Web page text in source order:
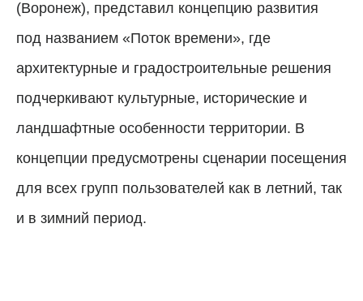
(Воронеж), представил концепцию развития
под названием «Поток времени», где
архитектурные и градостроительные решения
подчеркивают культурные, исторические и
ландшафтные особенности территории. В
концепции предусмотрены сценарии посещения
для всех групп пользователей как в летний, так
и в зимний период.